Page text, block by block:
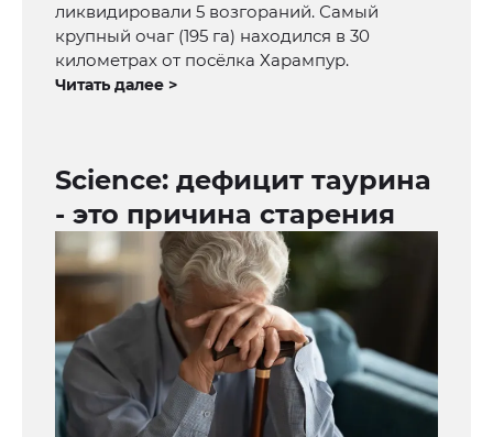
ликвидировали 5 возгораний. Самый
крупный очаг (195 га) находился в 30
километрах от посёлка Харампур.
Читать далее >
Science: дефицит таурина
- это причина старения